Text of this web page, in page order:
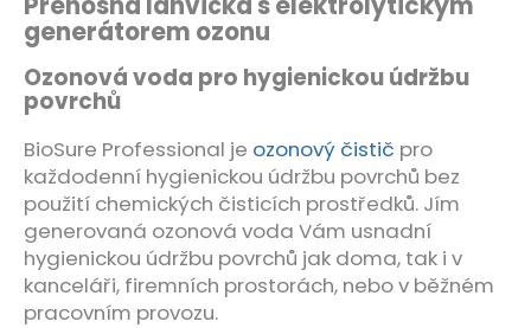
5
hvězdiček.
generátorem ozonu
Ozonová voda pro hygienickou údržbu
povrchů
BioSure Professional je ozonový čistič pro
každodenní hygienickou údržbu povrchů bez
použití chemických čisticích prostředků. Jím
generovaná ozonová voda Vám usnadní
hygienickou údržbu povrchů jak doma, tak i v
kanceláři, firemních prostorách, nebo v běžném
pracovním provozu.
u
č
u
j
e
m
e